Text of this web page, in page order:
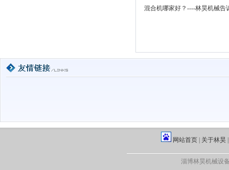
混合机哪家好？----林昊机械告
网站首页| 关于林昊
淄博林昊机械设